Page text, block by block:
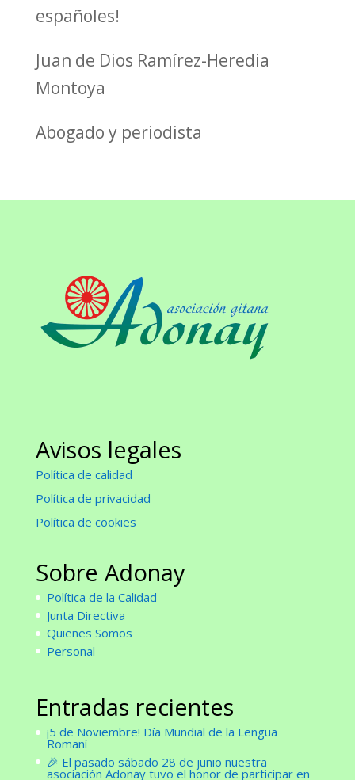
españoles!
Juan de Dios Ramírez-Heredia
Montoya
Abogado y periodista
Avisos legales
Política de calidad
Política de privacidad
Política de cookies
Sobre Adonay
Política de la Calidad
Junta Directiva
Quienes Somos
Personal
Entradas recientes
¡5 de Noviembre! Día Mundial de la Lengua
Romaní
🎉 El pasado sábado 28 de junio nuestra
asociación Adonay tuvo el honor de participar en